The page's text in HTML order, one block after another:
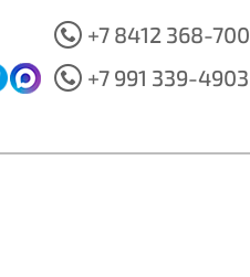
+7 8412 368-700
+7 991 339-4903